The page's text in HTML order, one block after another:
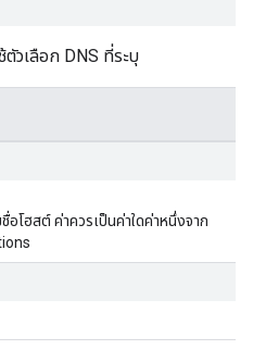
วเลือก DNS ที่ระบุ
โฮสต์ ค่าควรเป็นค่าใดค่าหนึ่งจาก